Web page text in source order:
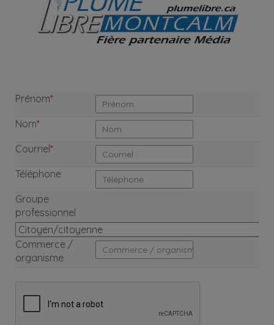
Prénom*
Nom*
Courriel*
Téléphone
Groupe
professionnel
Commerce /
organisme